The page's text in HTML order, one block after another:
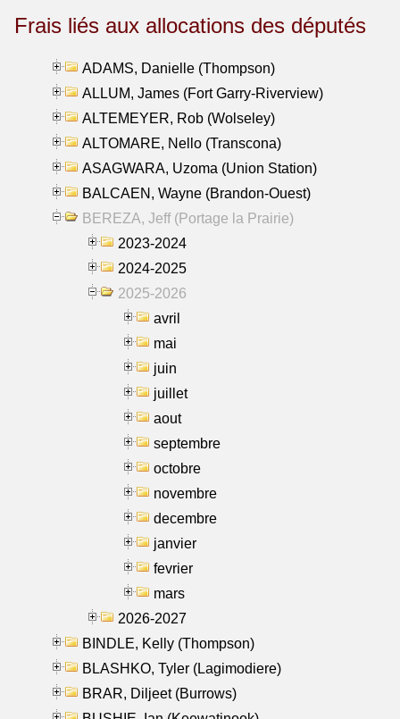
Frais liés aux allocations des députés
ADAMS, Danielle (Thompson)
ALLUM, James (Fort Garry-Riverview)
ALTEMEYER, Rob (Wolseley)
ALTOMARE, Nello (Transcona)
ASAGWARA, Uzoma (Union Station)
BALCAEN, Wayne (Brandon-Ouest)
BEREZA, Jeff (Portage la Prairie)
2023-2024
2024-2025
2025-2026
avril
mai
juin
juillet
aout
septembre
octobre
novembre
decembre
janvier
fevrier
mars
2026-2027
BINDLE, Kelly (Thompson)
BLASHKO, Tyler (Lagimodiere)
BRAR, Diljeet (Burrows)